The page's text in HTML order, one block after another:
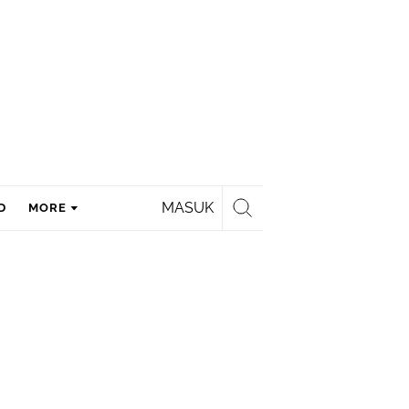
MASUK
MORE